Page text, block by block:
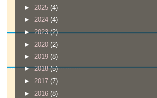
► 2025 (4)
► 2024 (4)
►2023(2)
► 2020 (2)
► 2019 (8)
►2018(5)
► 2017 (7)
► 2016 (8)